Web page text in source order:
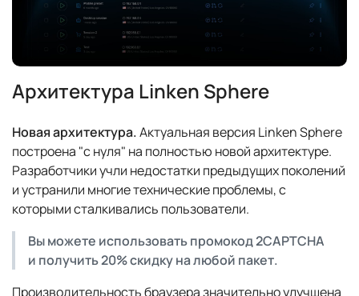
Архитектура Linken Sphere
Новая архитектура.Актуальная версия Linken Sphere
построена "с нуля" на полностью новой архитектуре.
Разработчики учли недостатки предыдущих поколений
и устранили многие технические проблемы, с
которыми сталкивались пользователи.
Вы можете использовать промокод 2CAPTCHA
и получить 20% скидку на любой пакет.
Производительность браузера значительно улучшена